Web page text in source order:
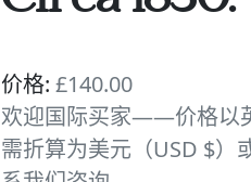
价格: £140.00
欢迎国际买家——价格以
需折算为美元（USD $）